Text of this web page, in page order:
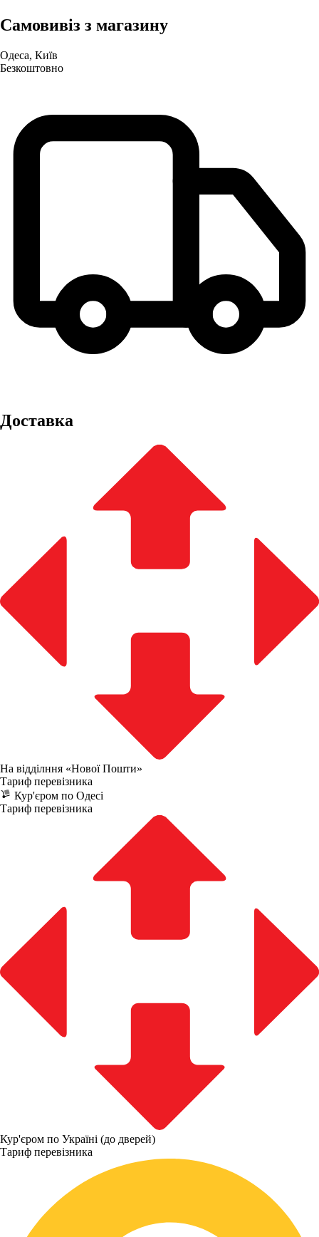
Самовивіз з магазину
Одеса, Київ
Безкоштовно
Доставка
На відділння «Нової Пошти»
Тариф перевізника
Кур'єром по Одесі
Тариф перевізника
Кур'єром по Україні (до дверей)
Тариф перевізника